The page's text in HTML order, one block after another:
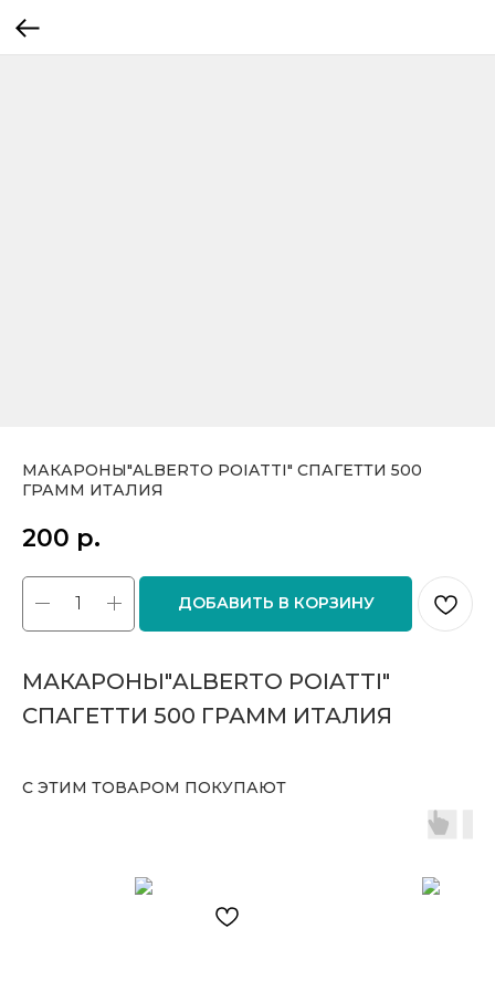
МАКАРОНЫ"ALBERTO POIATTI" СПАГЕТТИ 500
ГРАММ ИТАЛИЯ
200 р.
ДОБАВИТЬ В КОРЗИНУ
МАКАРОНЫ"ALBERTO POIATTI"
СПАГЕТТИ 500 ГРАММ ИТАЛИЯ
С ЭТИМ ТОВАРОМ ПОКУПАЮТ